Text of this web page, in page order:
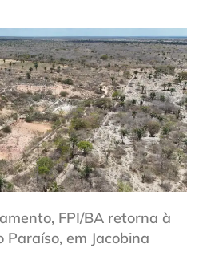
FPI/BA retorna à
em Jacobina